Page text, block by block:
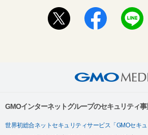
GMOインターネットグループのセキュリティ
世界初総合ネットセキュリティサービス「GMOセキュ